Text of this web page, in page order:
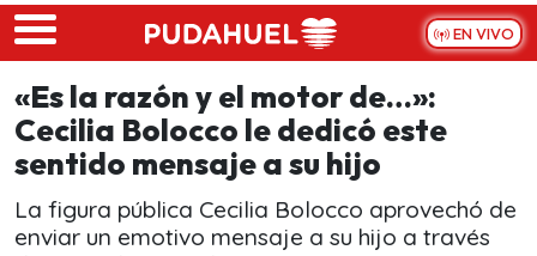
Skip to main content
EN VIVO
«Es la razón y el motor de…»:
Cecilia Bolocco le dedicó este
sentido mensaje a su hijo
La figura pública Cecilia Bolocco aprovechó de
enviar un emotivo mensaje a su hijo a través